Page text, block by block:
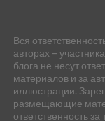
Вся
авторах –
блога не несут
материалов и за
иллюстрации.
размещающие
ответственность